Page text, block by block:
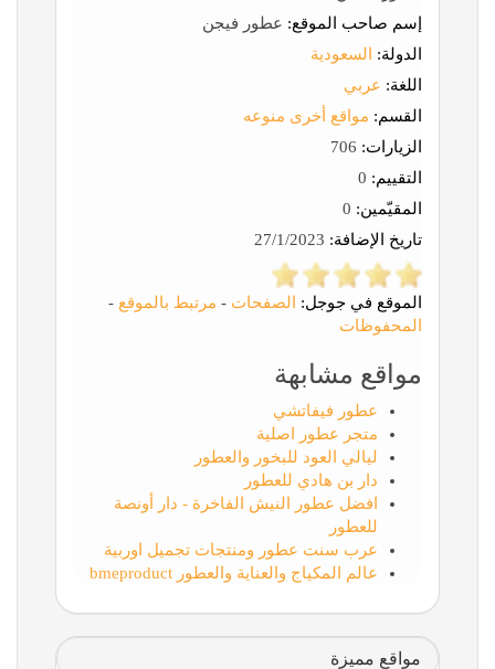
إسم صاحب الموقع: عطور فيجن
الدولة:
السعودية
اللغة: عربي
القسم: مواقع أخرى منوعه
الزيارات:
التقييم:
المقيّمين:
تاريخ الإضافة:
الموقع في جوجل: الصفحات - مرتبط بالموقع -
المحفوظات
مواقع مشابهة
عطور فيفاتشي
متجر عطور اصلية
ليالي العود للبخور والعطور
دار بن هادي للعطور
افضل عطور النيش الفاخرة - دار أونصة
للعطور
عرب سنت عطور ومنتجات تجميل اوربية
عالم المكياج والعناية والعطور bmeproduct
مواقع مميزة